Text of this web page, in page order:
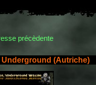
précèdente
Underground (Autriche)